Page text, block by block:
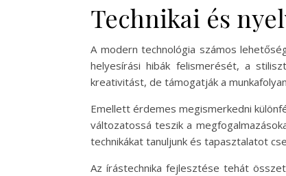
Technikai és
A modern technológia számos
helyesírási hibák felismerését, a
kreativitást, de támogatják a
Emellett érdemes megismerkedni
változatossá teszik a
technikákat tanuljunk és tapasztalatot
Az írástechnika fejlesztése tehát